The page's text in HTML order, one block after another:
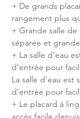
+ De grands
rangement plus
+ Grande salle
séparée et
+ La salle d'eau
d'entrée pour
La salle d'eau est
d'entrée pour
+ Le placard à